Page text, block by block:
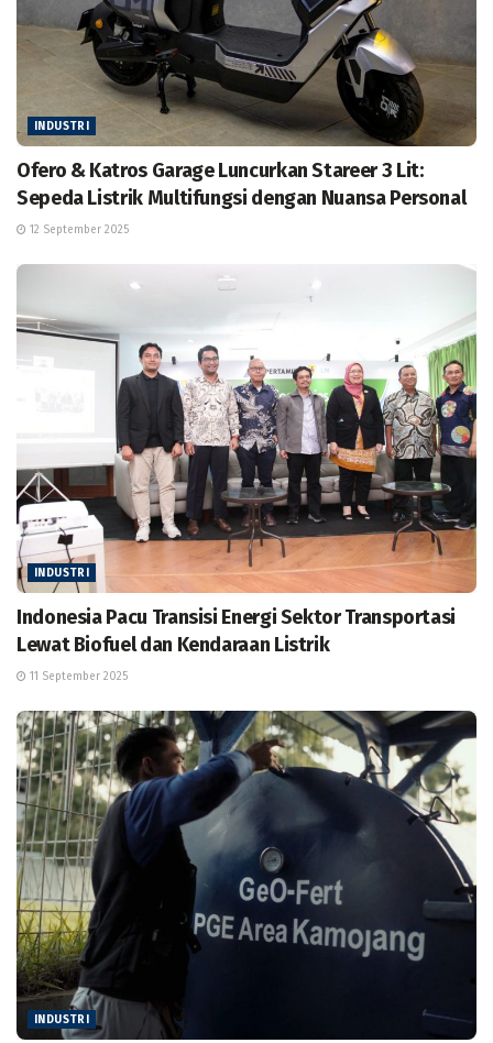
INDUSTRI
Ofero & Katros Garage Luncurkan Stareer 3 Lit:
Sepeda Listrik Multifungsi dengan Nuansa Personal
12 September 2025
INDUSTRI
Indonesia Pacu Transisi Energi Sektor Transportasi
Lewat Biofuel dan Kendaraan Listrik
11 September 2025
INDUSTRI